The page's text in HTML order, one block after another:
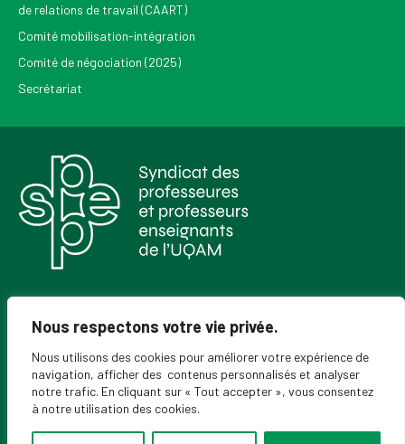
Nous respectons votre vie privée.
Nous utilisons des cookies pour améliorer votre expérience de
navigation, afficher des contenus personnalisés et analyser
notre trafic. En cliquant sur « Tout accepter », vous consentez
à notre utilisation des cookies.
de relations de travail (CAART)
Comité mobilisation-intégration
Comité de négociation (2025)
Secrétariat